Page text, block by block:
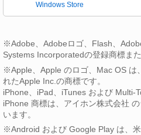
Windows Store
※Adobe、Adobeロゴ、Flash、
Systems Incorporatedの登録商標また
※Apple、Apple のロゴ、Mac OS は
れたApple Inc.の商標です。
iPhone、iPad、iTunes および Multi-
iPhone 商標は、アイホン株式会社
います。
※Android および Google Play は、